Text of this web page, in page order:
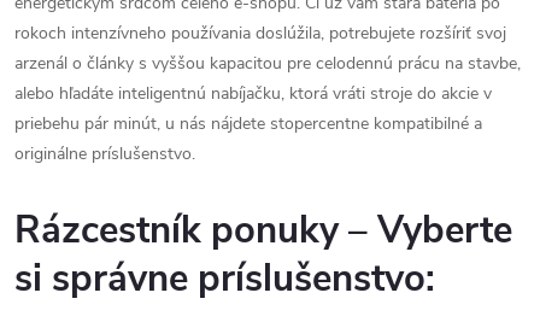
p
r
v
y
v
n
i
e
rokoch intenzívneho používania doslúžila, potrebujete rozšíriť svoj
arzenál o články s vyššou kapacitou pre celodennú prácu na stavbe,
alebo hľadáte inteligentnú nabíjačku, ktorá vráti stroje do akcie v
priebehu pár minút, u nás nájdete stopercentne kompatibilné a
originálne príslušenstvo.
Rázcestník ponuky – Vyberte
si správne príslušenstvo: